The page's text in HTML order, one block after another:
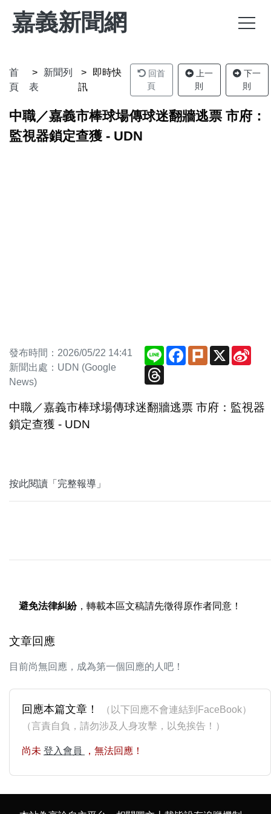
嘉義新聞網
首
頁
新聞列
表
即時快
訊
回首
頁
上一
則
下一
則
中職／嘉義市棒球場傳球迷翻牆逃票 市府：
監視器鎖定查獲 - UDN
發布時間：2026/05/22 14:41
新聞出處：UDN (Google
News)
Line Facebook
PlurkX
Sina
Threads
中職／嘉義市棒球場傳球迷翻牆逃票 市府：監視器
鎖定查獲 - UDN
按此閱讀「完整報導」
避免法律糾紛，轉載本區文稿請先徵得原作者同意！
文章回應
目前尚無回應，成為第一個回應的人吧！
回應本篇文章！
（以下回應不會連結到FaceBook）
（言責自負，請勿涉及人身攻擊，以免挨告！）
尚未 登入會員 ，無法回應！